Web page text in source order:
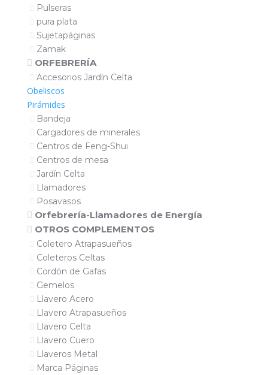
Pulseras
pura plata
Sujetapáginas
Zamak
ORFEBRERÍA
Accesorios Jardín Celta
Obeliscos
Pirámides
Bandeja
Cargadores de minerales
Centros de Feng-Shui
Centros de mesa
Jardín Celta
Llamadores
Posavasos
Orfebrería-Llamadores de Energía
OTROS COMPLEMENTOS
Coletero Atrapasueños
Coleteros Celtas
Cordón de Gafas
Gemelos
Llavero Acero
Llavero Atrapasueños
Llavero Celta
Llavero Cuero
Llaveros Metal
Marca Páginas